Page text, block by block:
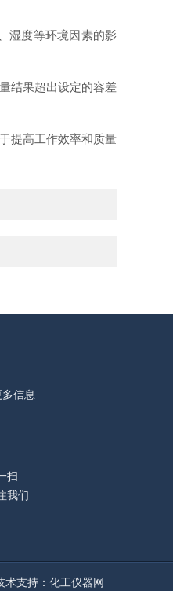
湿度等环境因素的影
结果超出设定的容差
提高工作效率和质量
信息
扫
我们
支持： 化工仪器网